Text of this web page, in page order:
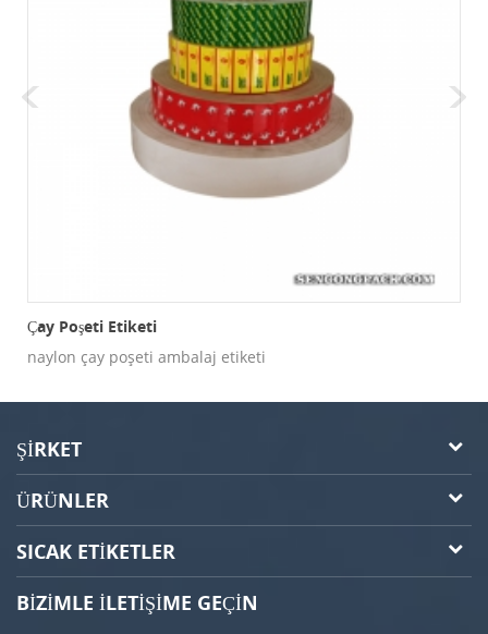
Çay Poşeti Etiketi
naylon çay poşeti ambalaj etiketi
ŞIRKET
ÜRÜNLER
SICAK ETIKETLER
BIZIMLE ILETIŞIME GEÇIN